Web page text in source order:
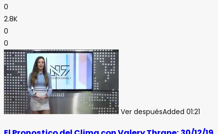
0
2.8K
0
0
Ver despuésAdded 01:21